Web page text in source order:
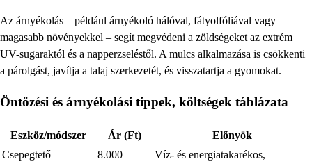
Az árnyékolás – például árnyékoló hálóval, fátyolfóliával vagy
magasabb növényekkel – segít megvédeni a zöldségeket az extrém
UV-sugaraktól és a napperzseléstől. A mulcs alkalmazása is csökkenti
a párolgást, javítja a talaj szerkezetét, és visszatartja a gyomokat.
Öntözési és árnyékolási tippek, költségek táblázata
Eszköz/módszer Ár (Ft)
Előnyök
Csepegtető
8.000–
Víz- és energiatakarékos,